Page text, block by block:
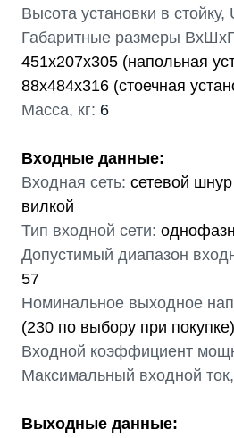
Высота установки в стойку,
Габаритные размеры
451х207х305 (напольная
88х484х316 (стоечная
Масса, кг: 6
Входные данные:
Входная сеть: сетевой
вилкой
Тип входной сети:
Допустимый диапазон
57
Номинальное выходное
(230 по выбору при покупке)
Входной коэффициент
Максимальный входной
Выходные данные: